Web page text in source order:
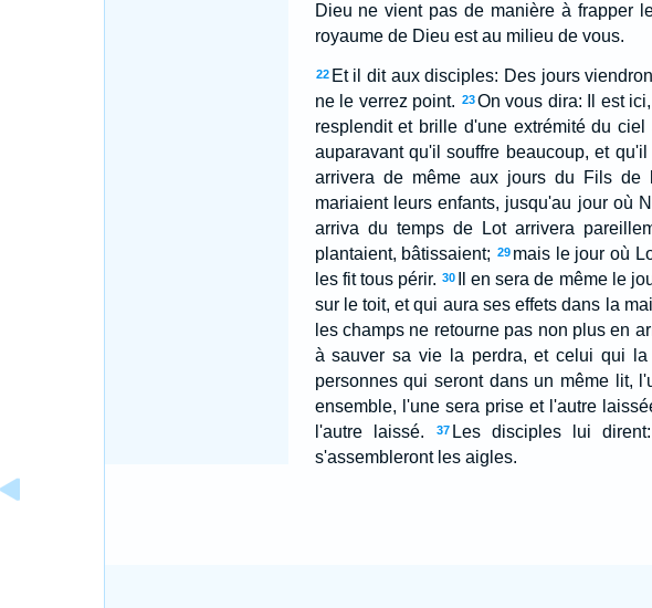
Dieu ne vient pas de manière à frapper
royaume de Dieu est au milieu de vous.
22 Et il dit aux disciples: Des jours
ne le verrez point. 23On vous dira: Il est
resplendit et brille d'une extrémité du
auparavant qu'il souffre beaucoup, et
arrivera de même aux jours du Fils de
mariaient leurs enfants, jusqu'au jour où
arriva du temps de Lot arrivera
plantaient, bâtissaient; 29 mais le jour où
les fit tous périr. 30 Il en sera de même le
sur le toit, et qui aura ses effets dans la
les champs ne retourne pas non plus en
à sauver sa vie la perdra, et celui qui la
personnes qui seront dans un même lit,
ensemble, l'une sera prise et l'autre
l'autre laissé.
37 Les disciples lui
s'assembleront les aigles.